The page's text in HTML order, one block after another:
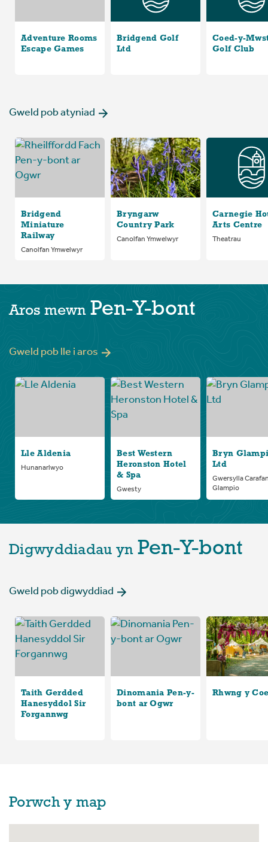
Adventure Rooms
Escape Games
Bridgend Golf
Ltd
Coed-y-
Golf Club
Gweld pob atyniad
Bridgend
Miniature
Railway
Canolfan Ymwelwyr
Bryngarw
Country Park
Canolfan Ymwelwyr
Carnegie
Arts Centre
Theatrau
Aros mewn Pen-Y-bont
Gweld pob lle i aros
Lle Aldenia
Hunanarlwyo
Best Western
Heronston Hotel
& Spa
Gwesty
Bryn
Ltd
Gwersylla
Glampio
Digwyddiadau yn Pen-Y-bont
Gweld pob digwyddiad
Taith Gerdded
Hanesyddol Sir
Forgannwg
Dinomania Pen-y-
bont ar Ogwr
Rhwng y
Porwch y map